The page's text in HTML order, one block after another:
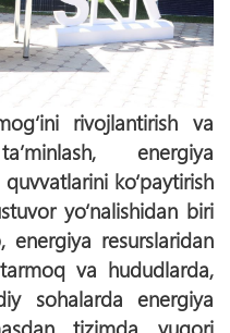
rivojlantirish va
energiya
kо‘paytirish
yо‘nalishidan biri
energiya resurslaridan
va hududlarda,
sohalarda energiya